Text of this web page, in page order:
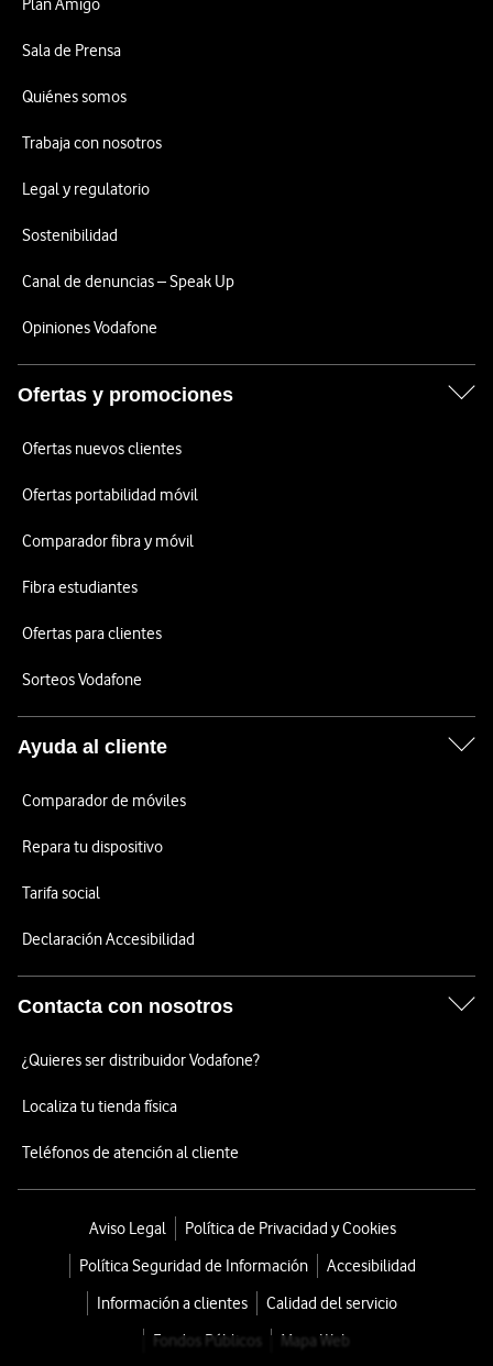
Plan Amigo
Sala de Prensa
Quiénes somos
Trabaja con nosotros
Legal y regulatorio
Sostenibilidad
Canal de denuncias – Speak Up
Opiniones Vodafone
Ofertas y promociones
Ofertas nuevos clientes
Ofertas portabilidad móvil
Comparador fibra y móvil
Fibra estudiantes
Ofertas para clientes
Sorteos Vodafone
Ayuda al cliente
Comparador de móviles
Repara tu dispositivo
Tarifa social
Declaración Accesibilidad
Contacta con nosotros
¿Quieres ser distribuidor Vodafone?
Localiza tu tienda física
Teléfonos de atención al cliente
Aviso Legal
Política de Privacidad y Cookies
Política Seguridad de Información
Accesibilidad
Información a clientes
Calidad del servicio
Fondos Públicos
Mapa Web